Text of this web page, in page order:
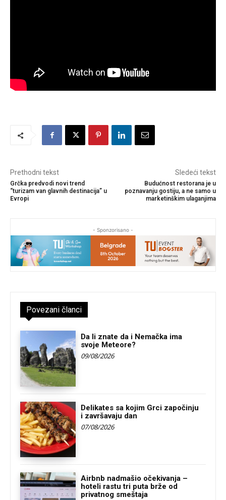
Prethodni tekst
Grčka predvodi novi trend
“turizam van glavnih destinacija” u
Evropi
Sledeći tekst
Budućnost restorana je u
poznavanju gostiju, a ne samo u
marketinškim ulaganjima
- Sponzorisano -
Povezani članci
Da li znate da i Nemačka ima
svoje Meteore?
09/08/2026
Delikates sa kojim Grci započinju
i završavaju dan
07/08/2026
Airbnb nadmašio očekivanja –
hoteli rastu tri puta brže od
privatnog smeštaja